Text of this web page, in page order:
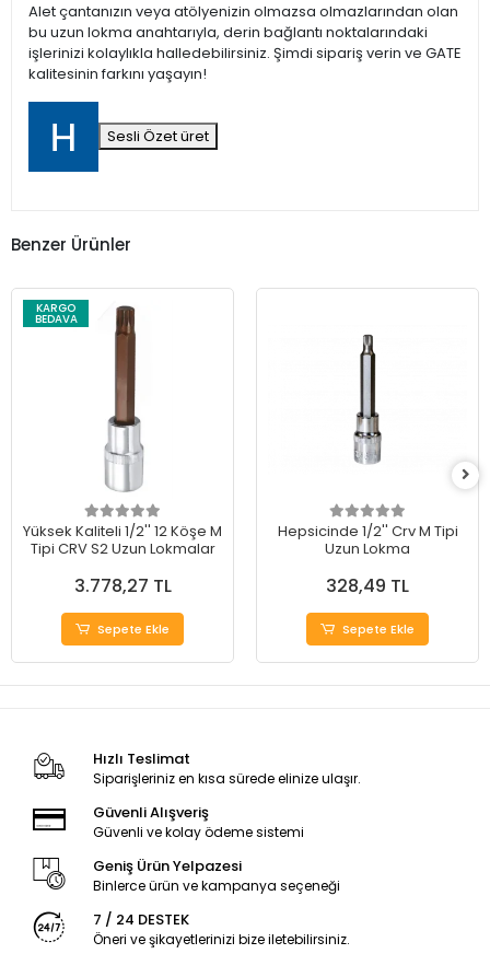
Alet çantanızın veya atölyenizin olmazsa olmazlarından olan
bu uzun lokma anahtarıyla, derin bağlantı noktalarındaki
işlerinizi kolaylıkla halledebilirsiniz. Şimdi sipariş verin ve GATE
kalitesinin farkını yaşayın!
Sesli Özet üret
Benzer Ürünler
KARGO
BEDAVA
Yüksek Kaliteli 1/2'' 12 Köşe M
Tipi CRV S2 Uzun Lokmalar
3.778,27 TL
Sepete Ekle
Hepsicinde 1/2'' Crv M Tipi
Uzun Lokma
328,49 TL
Sepete Ekle
Hızlı Teslimat
Siparişleriniz en kısa sürede elinize ulaşır.
Güvenli Alışveriş
Güvenli ve kolay ödeme sistemi
Geniş Ürün Yelpazesi
Binlerce ürün ve kampanya seçeneği
7 / 24 DESTEK
Öneri ve şikayetlerinizi bize iletebilirsiniz.